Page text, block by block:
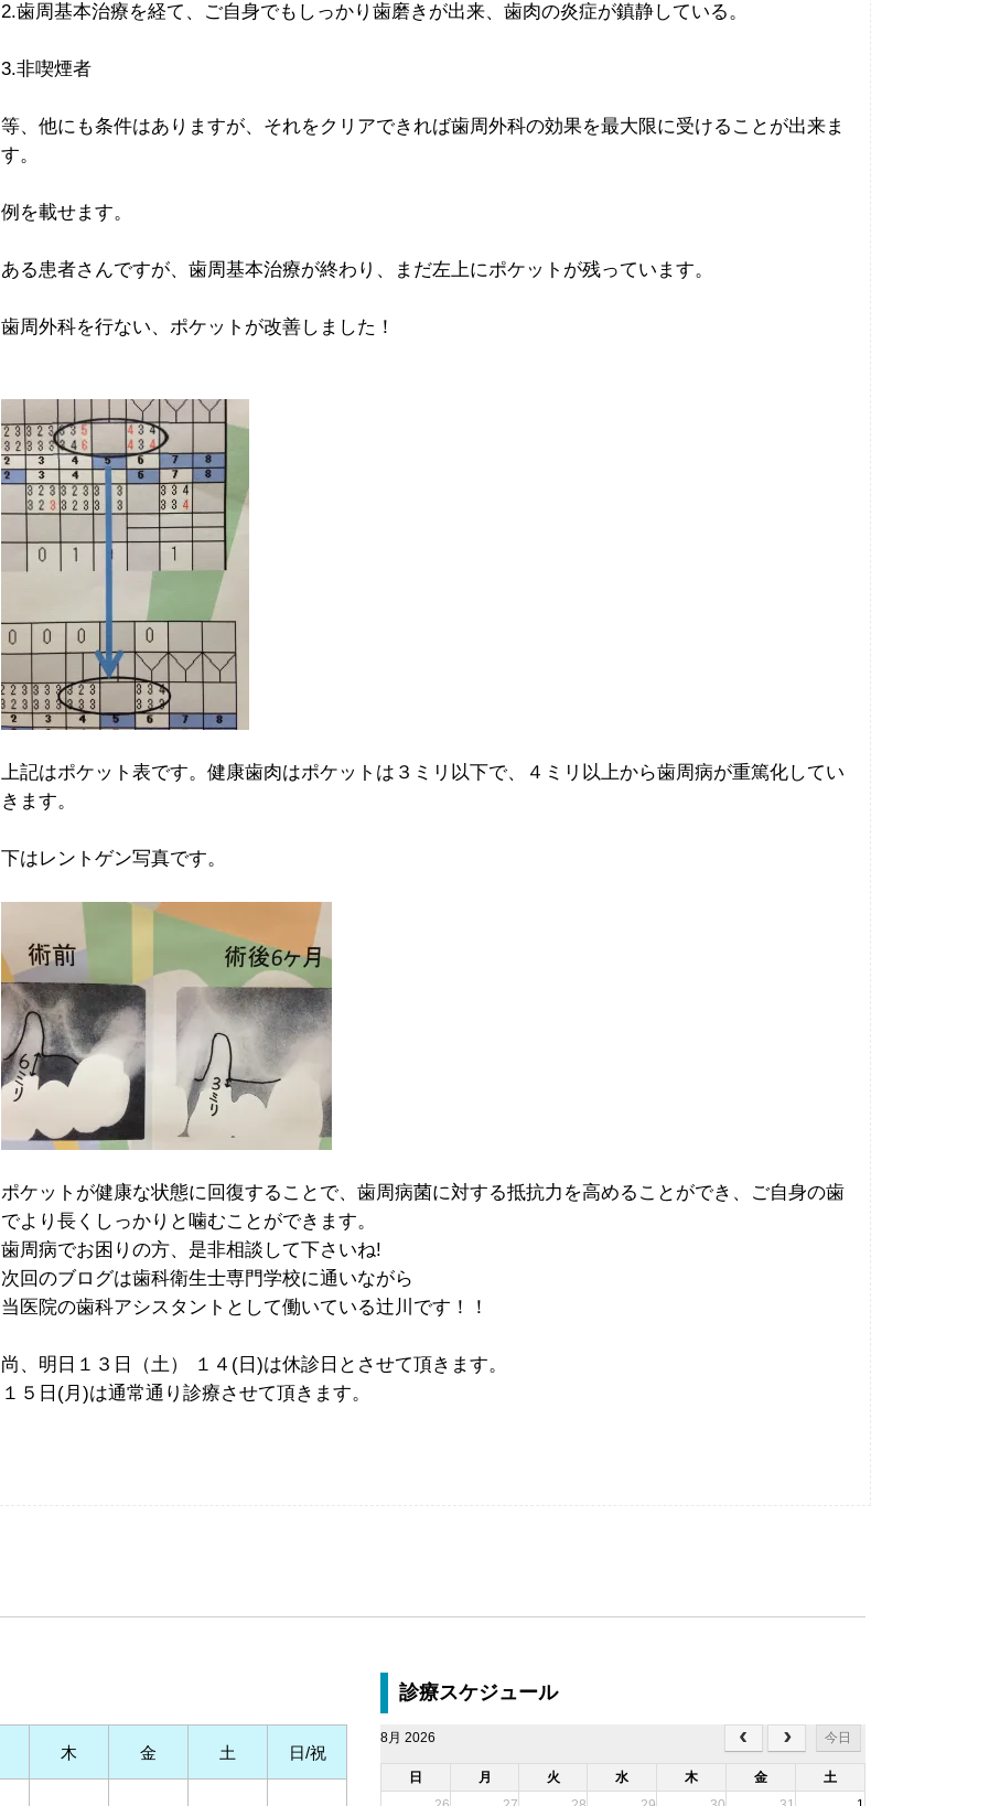
2.歯周基本治療を経て、ご自身でもしっかり歯磨きが出来、歯肉の炎症が鎮静している。
3.非喫煙者
等、他にも条件はありますが、それをクリアできれば歯周外科の効果を最大限に受けることが出来ま
す。
例を載せます。
ある患者さんですが、歯周基本治療が終わり、まだ左上にポケットが残っています。
歯周外科を行ない、ポケットが改善しました！
上記はポケット表です。健康歯肉はポケットは３ミリ以下で、４ミリ以上から歯周病が重篤化してい
きます。
下はレントゲン写真です。
ポケットが健康な状態に回復することで、歯周病菌に対する抵抗力を高めることができ、ご自身の歯
でより長くしっかりと噛むことができます。
歯周病でお困りの方、是非相談して下さいね!
次回のブログは歯科衛生士専門学校に通いながら
当医院の歯科アシスタントとして働いている辻川です！！
尚、明日１３日（土） １４(日)は休診日とさせて頂きます。
１５日(月)は通常通り診療させて頂きます。
木 金 土 日/祝
診療スケジュール
8月 2026 今日
日 月 火 水 木 金
土